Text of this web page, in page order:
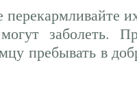
заболеть.
пребывать в